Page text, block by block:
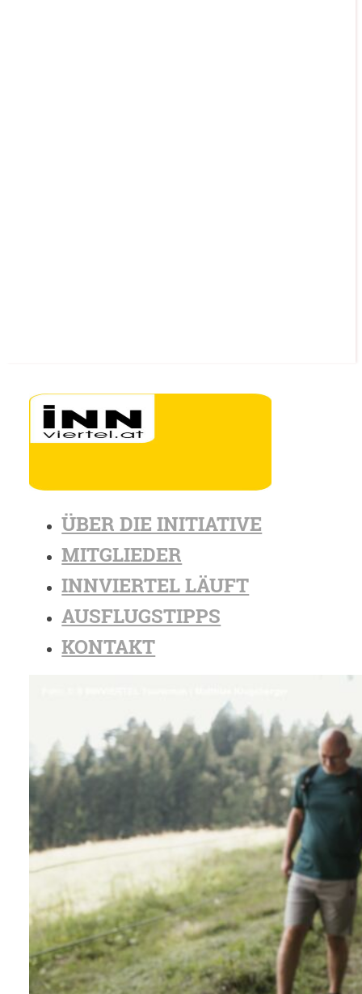
ÜBER DIE INITIATIVE
MITGLIEDER
INNVIERTEL LÄUFT
AUSFLUGSTIPPS
KONTAKT